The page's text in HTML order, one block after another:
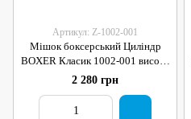
Артикул: Z-1002-001
Мішок боксерський Циліндр
BOXER Класик 1002-001 висота
180см чорний
2 280 грн